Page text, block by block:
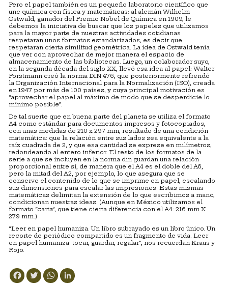
Pero el papel también es un pequeño laboratorio científico que
une química con física y matemáticas: al alemán Wilhelm
Ostwald, ganador del Premio Nobel de Química en 1909, le
debemos la iniciativa de buscar que los papeles que utilizamos
para la mayor parte de nuestras actividades cotidianas
respetaran unos formatos estandarizados, es decir que
respetaran cierta similitud geométrica. La idea de Ostwald tenía
que ver con aprovechar de mejor manera el espacio de
almacenamiento de las bibliotecas. Luego, un colaborador suyo,
en la segunda década del siglo XX, llevó esa idea al papel: Walter
Porstmann creó la norma DIN 476, que posteriormente refrendó
la Organización Internacional para la Normalización (ISO), creada
en 1947 por más de 100 países, y cuya principal motivación es
“aprovechar el papel al máximo de modo que se desperdicie lo
mínimo posible”.
De tal suerte que en buena parte del planeta se utiliza el formato
A4 como estándar para documentos impresos y fotocopiados,
con unas medidas de 210 x 297 mm, resultado de una condición
matemática: que la relación entre sus lados sea equivalente a la
raíz cuadrada de 2, y que esa cantidad se exprese en milímetros,
redondeando al entero inferior. El resto de los formatos de la
serie a que se incluyen en la norma din guardan una relación
proporcional entre sí, de manera que el A4 es el doble del A6,
pero la mitad del A2, por ejemplo, lo que asegura que se
conserve el contenido de lo que se imprime en papel, escalando
sus dimensiones para escalar las impresiones. Estas mismas
matemáticas delimitan la extensión de lo que escribimos a mano,
condicionan nuestras ideas. (Aunque en México utilizamos el
formato “carta”, que tiene cierta diferencia con el A4: 216 mm X
279 mm.)
“Leer en papel humaniza. Un libro subrayado es un libro único. Un
recorte de periódico compartido es un fragmento de vida. Leer
en papel humaniza: tocar, guardar, regalar”, nos recuerdan Kraus y
Rojo.
Facebook
TwitterWhatsApp